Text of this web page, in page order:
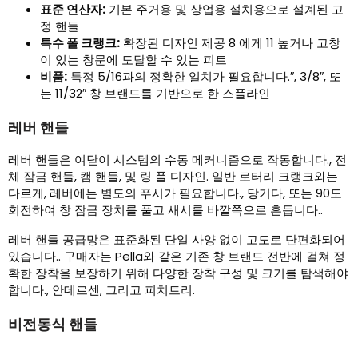
표준 연산자: 기본 주거용 및 상업용 설치용으로 설계된 고
정 핸들
특수 폴 크랭크: 확장된 디자인 제공 8 에게 11 높거나 고창
이 있는 창문에 도달할 수 있는 피트
비품: 특정 5/16과의 정확한 일치가 필요합니다.″, 3/8″, 또
는 11/32″ 창 브랜드를 기반으로 한 스플라인
레버 핸들
레버 핸들은 여닫이 시스템의 수동 메커니즘으로 작동합니다., 전
체 잠금 핸들, 캠 핸들, 및 링 풀 디자인. 일반 로터리 크랭크와는
다르게, 레버에는 별도의 푸시가 필요합니다., 당기다, 또는 90도
회전하여 창 잠금 장치를 풀고 새시를 바깥쪽으로 흔듭니다..
레버 핸들 공급망은 표준화된 단일 사양 없이 고도로 단편화되어
있습니다.. 구매자는 Pella와 같은 기존 창 브랜드 전반에 걸쳐 정
확한 장착을 보장하기 위해 다양한 장착 구성 및 크기를 탐색해야
합니다., 안데르센, 그리고 피치트리.
비전동식 핸들